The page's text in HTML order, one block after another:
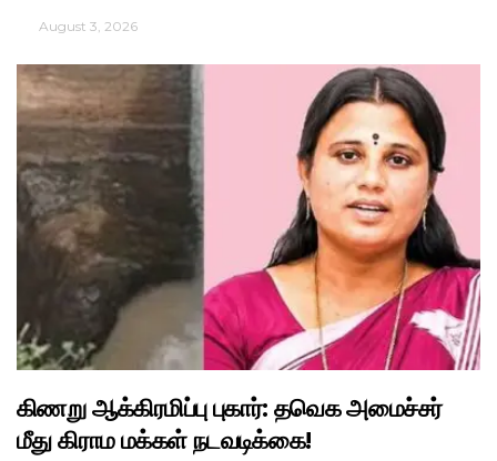
August 3, 2026
கிணறு ஆக்கிரமிப்பு புகார்: தவெக அமைச்சர்
மீது கிராம மக்கள் நடவடிக்கை!